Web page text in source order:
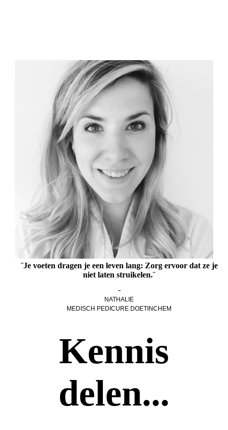
¨Je voeten dragen je een leven lang: Zorg ervoor dat ze je
niet laten struikelen.¨
-
NATHALIE
MEDISCH PEDICURE DOETINCHEM
Kennis
delen...